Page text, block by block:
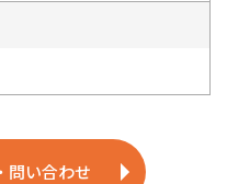
問い合わせ